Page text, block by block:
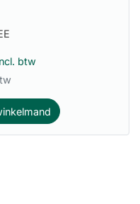
btw